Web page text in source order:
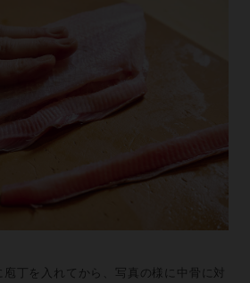
丁を入れてから、写真の様に中骨に対